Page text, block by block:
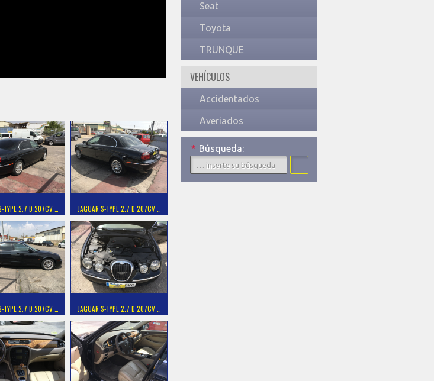
Seat
Toyota
TRUNQUE
VEHÍCULOS
Accidentados
Averiados
Búsqueda:
*
TYPE 2.7 D 207CV … JAGUAR S-TYPE 2.7 D 207CV …
TYPE 2.7 D 207CV … JAGUAR S-TYPE 2.7 D 207CV …